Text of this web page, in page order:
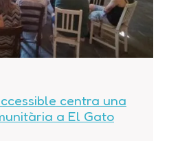
centra una
a El Gato